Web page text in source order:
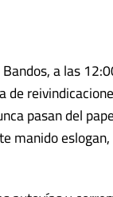
a las
pasan del
manido